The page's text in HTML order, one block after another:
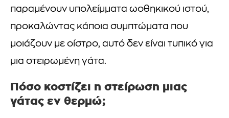
παραμένουν υπολείμματα ωοθηκικού ιστού,
προκαλώντας κάποια συμπτώματα που
μοιάζουν με οίστρο, αυτό δεν είναι τυπικό για
μια στειρωμένη γάτα.
Πόσο κοστίζει η στείρωση μιας
γάτας εν θερμώ;